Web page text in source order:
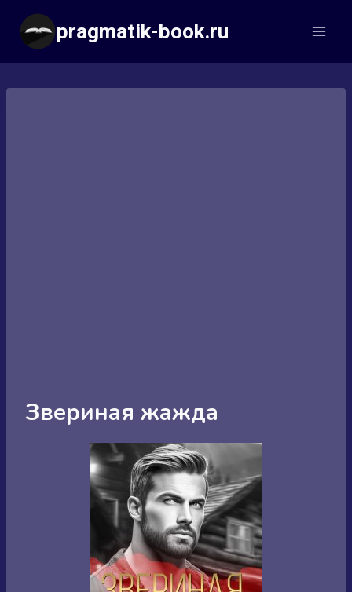
Перейти
содержимому
pragmatik-book.ru
Звериная жажда